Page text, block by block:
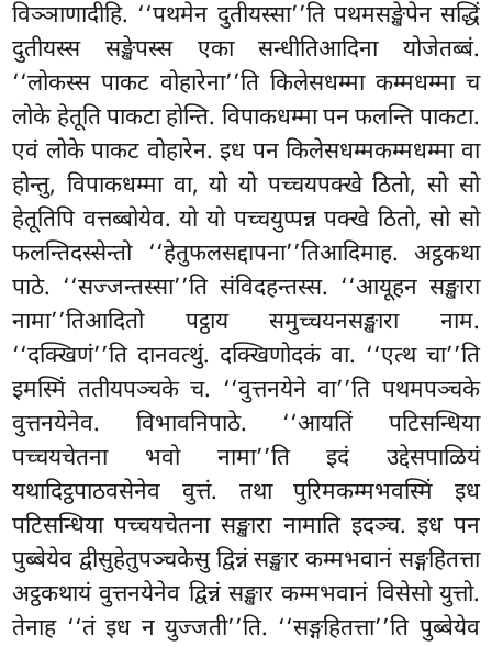
विञ्ञाणादीहि. ‘‘पथमेन दुतीयस्सा’’ति पथमसङ्खेपेन सद्धिं
दुतीयस्स सङ्खेपस्स एका सन्धीतिआदिना योजेतब्बं.
‘‘लोकस्स पाकट वोहारेना’’ति किलेसधम्मा कम्मधम्मा च
लोके हेतूति पाकटा होन्ति. विपाकधम्मा पन फलन्ति पाकटा.
एवं लोके पाकट वोहारेन. इध पन किलेसधम्मकम्मधम्मा वा
होन्तु, विपाकधम्मा वा, यो यो पच्चयपक्खे ठितो, सो सो
हेतूतिपि वत्तब्बोयेव. यो यो पच्चयुप्पन्न पक्खे ठितो, सो सो
फलन्तिदस्सेन्तो ‘‘हेतुफलसद्दापना’’तिआदिमाह. अट्ठकथा
पाठे. ‘‘सज्जन्तस्सा’’ति संविदहन्तस्स. ‘‘आयूहन सङ्खारा
नामा’’तिआदितो पट्ठाय समुच्चयनसङ्खारा नाम.
‘‘दक्खिणं’’ति दानवत्थुं. दक्खिणोदकं वा. ‘‘एत्थ चा’’ति
इमस्मिं ततीयपञ्चके च. ‘‘वुत्तनयेने वा’’ति पथमपञ्चके
वुत्तनयेनेव. विभावनिपाठे. ‘‘आयतिं पटिसन्धिया
पच्चयचेतना भवो नामा’’ति इदं उद्देसपाळियं
यथादिट्ठपाठवसेनेव वुत्तं. तथा पुरिमकम्मभवस्मिं इध
पटिसन्धिया पच्चयचेतना सङ्खारा नामाति इदञ्च. इध पन
पुब्बेयेव द्वीसुहेतुपञ्चकेसु द्विन्नं सङ्खार कम्मभवानं सङ्गहितत्ता
अट्ठकथायं वुत्तनयेनेव द्विन्नं सङ्खार कम्मभवानं विसेसो युत्तो.
तेनाह ‘‘तं इध न युज्जती’’ति. ‘‘सङ्गहितत्ता’’ति पुब्बेयेव